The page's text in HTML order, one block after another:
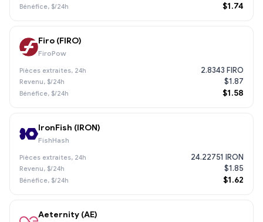
$1.74
Firo (FIRO)
FiroPow
2.8343 FIRO
$1.87
$1.58
IronFish (IRON)
FishHash
24.22751 IRON
$1.85
$1.62
Aeternity (AE)